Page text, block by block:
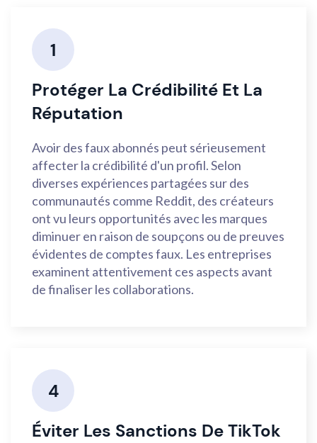
1
Protéger La Crédibilité Et La
Réputation
Avoir des faux abonnés peut sérieusement
affecter la crédibilité d'un profil. Selon
diverses expériences partagées sur des
communautés comme Reddit, des créateurs
ont vu leurs opportunités avec les marques
diminuer en raison de soupçons ou de preuves
évidentes de comptes faux. Les entreprises
examinent attentivement ces aspects avant
de finaliser les collaborations.
4
Éviter Les Sanctions De TikTok